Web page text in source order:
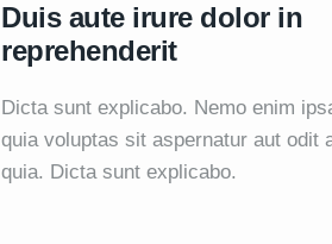
Duis aute irure dolor in
reprehenderit
Dicta sunt explicabo. Nemo enim
quia voluptas sit aspernatur aut odit
quia. Dicta sunt explicabo.